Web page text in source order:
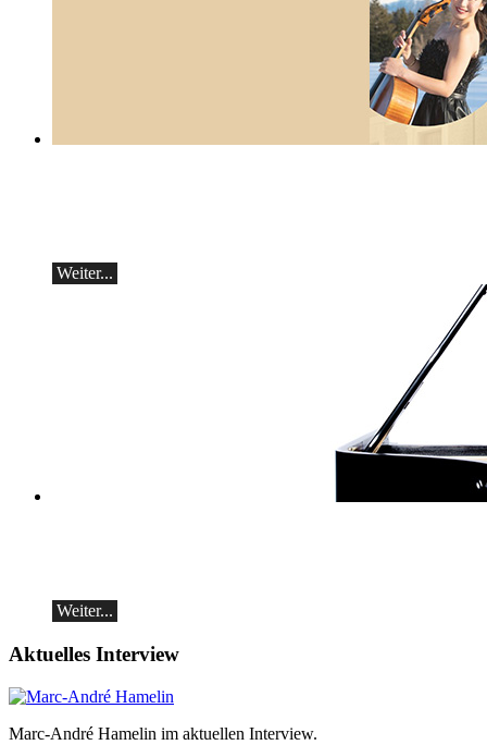
Weiter...
Weiter...
Aktuelles Interview
Marc-André Hamelin im aktuellen Interview.